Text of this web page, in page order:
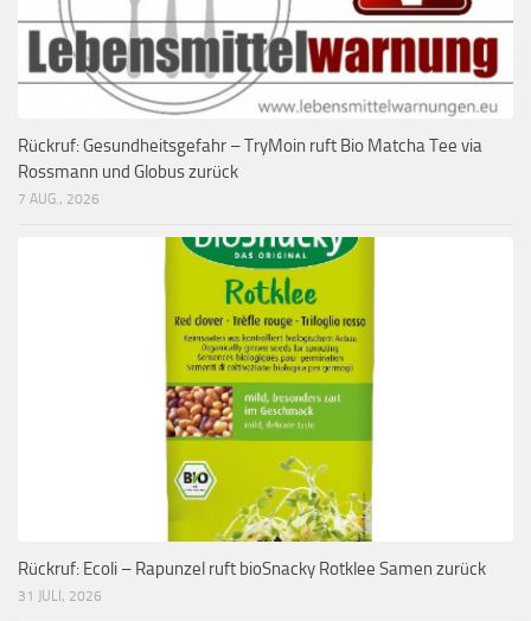
Rückruf: Gesundheitsgefahr – TryMoin ruft Bio Matcha Tee via
Rossmann und Globus zurück
7 AUG., 2026
Rückruf: Ecoli – Rapunzel ruft bioSnacky Rotklee Samen zurück
31 JULI, 2026